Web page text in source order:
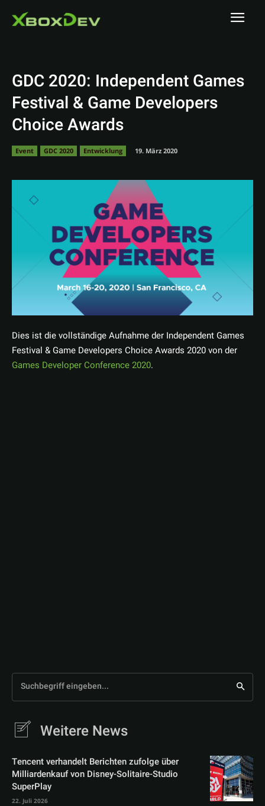
GDC 2020: Independent Games
Festival & Game Developers
Choice Awards
Event GDC 2020 Entwicklung 19. März 2020
Dies ist die vollständige Aufnahme der Independent Games
Festival & Game Developers Choice Awards 2020 von der
Games Developer Conference 2020.
Suchbegriff eingeben...
Weitere News
Tencent verhandelt Berichten zufolge über
Milliardenkauf von Disney-Solitaire-Studio
SuperPlay
22. Juli 2026